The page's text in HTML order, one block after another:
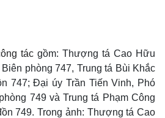
tácgồm: Thượng tá Cao Hữu
phòng 747, Trung tá Bùi Khắc
747; Đại úy Trần Tiến Vinh, Phó
749 và Trung tá Phạm Công
749. Trong ảnh: Thượng tá Cao